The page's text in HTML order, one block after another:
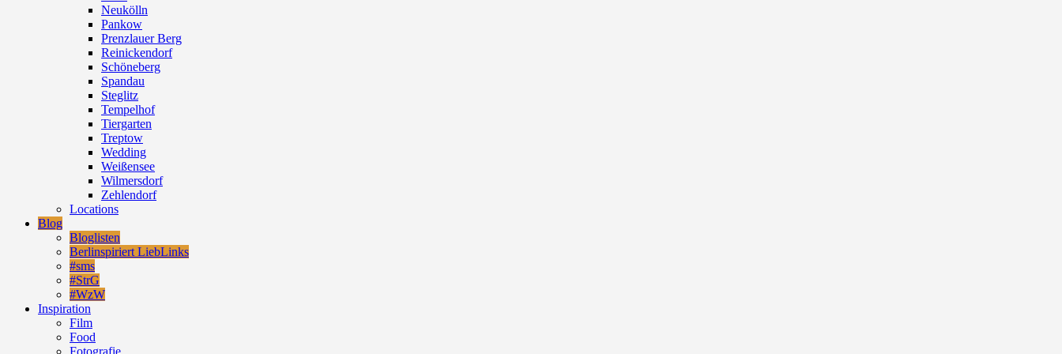
Neukölln
Pankow
Prenzlauer Berg
Reinickendorf
Schöneberg
Spandau
Steglitz
Tempelhof
Tiergarten
Treptow
Wedding
Weißensee
Wilmersdorf
Zehlendorf
Locations
Blog
Bloglisten
Berlinspiriert LiebLinks
#sms
#StrG
#WzW
Inspiration
Film
Food
Fotografie